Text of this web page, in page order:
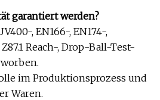
garantiert werden?
, EN166-, EN174-,
Z87.1 Reach-, Drop-Ball-Test-
im Produktionsprozess und
Waren.